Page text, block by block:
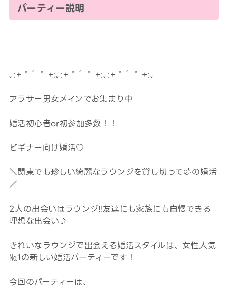
パーティー説明
｡:+ ﾟ ゜ﾟ +:｡:+ ﾟ ゜ﾟ +:｡:+ ﾟ ゜ﾟ +:｡
アラサー男女メインでお集まり中
婚活初心者or初参加多数！！
ビギナー向け婚活♡
＼関東でも珍しい綺麗なラウンジを貸し切って夢の婚活
／
2人の出会いはラウンジ‼友達にも家族にも自慢できる
理想な出会い♪
きれいなラウンジで出会える婚活スタイルは、女性人気
№1の新しい婚活パーティーです！
今回のパーティーは、